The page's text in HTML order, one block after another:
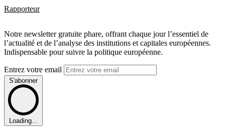
Rapporteur
Notre newsletter gratuite phare, offrant chaque jour l’essentiel de
l’actualité et de l’analyse des institutions et capitales européennes.
Indispensable pour suivre la politique européenne.
Entrez votre email
S'abonner
Loading...